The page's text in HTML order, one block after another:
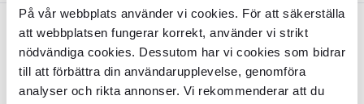
På vår webbplats använder vi cookies. För att säkerställa
att webbplatsen fungerar korrekt, använder vi strikt
nödvändiga cookies. Dessutom har vi cookies som bidrar
till att förbättra din användarupplevelse, genomföra
analyser och rikta annonser. Vi rekommenderar att du
Trå
Zuiver Soffbord